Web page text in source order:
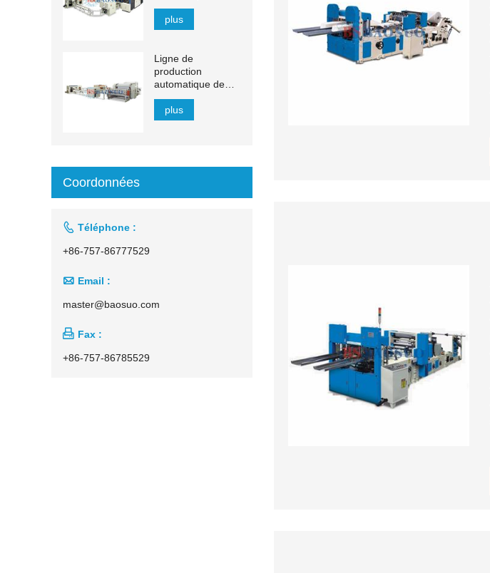
mouchoirs YH-FG
plus
Ligne de
production
automatique de
mouchoirs en
papier à transfert
automatique de
plus
Coordonnées
 Téléphone :
+86-757-86777529
 Email :
master@baosuo.com
 Fax :
+86-757-86785529